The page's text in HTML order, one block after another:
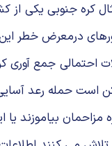
كره جنوبی
درمعرض خطر
احتمالی جمع
است حمله رعد
بیاموزند یا